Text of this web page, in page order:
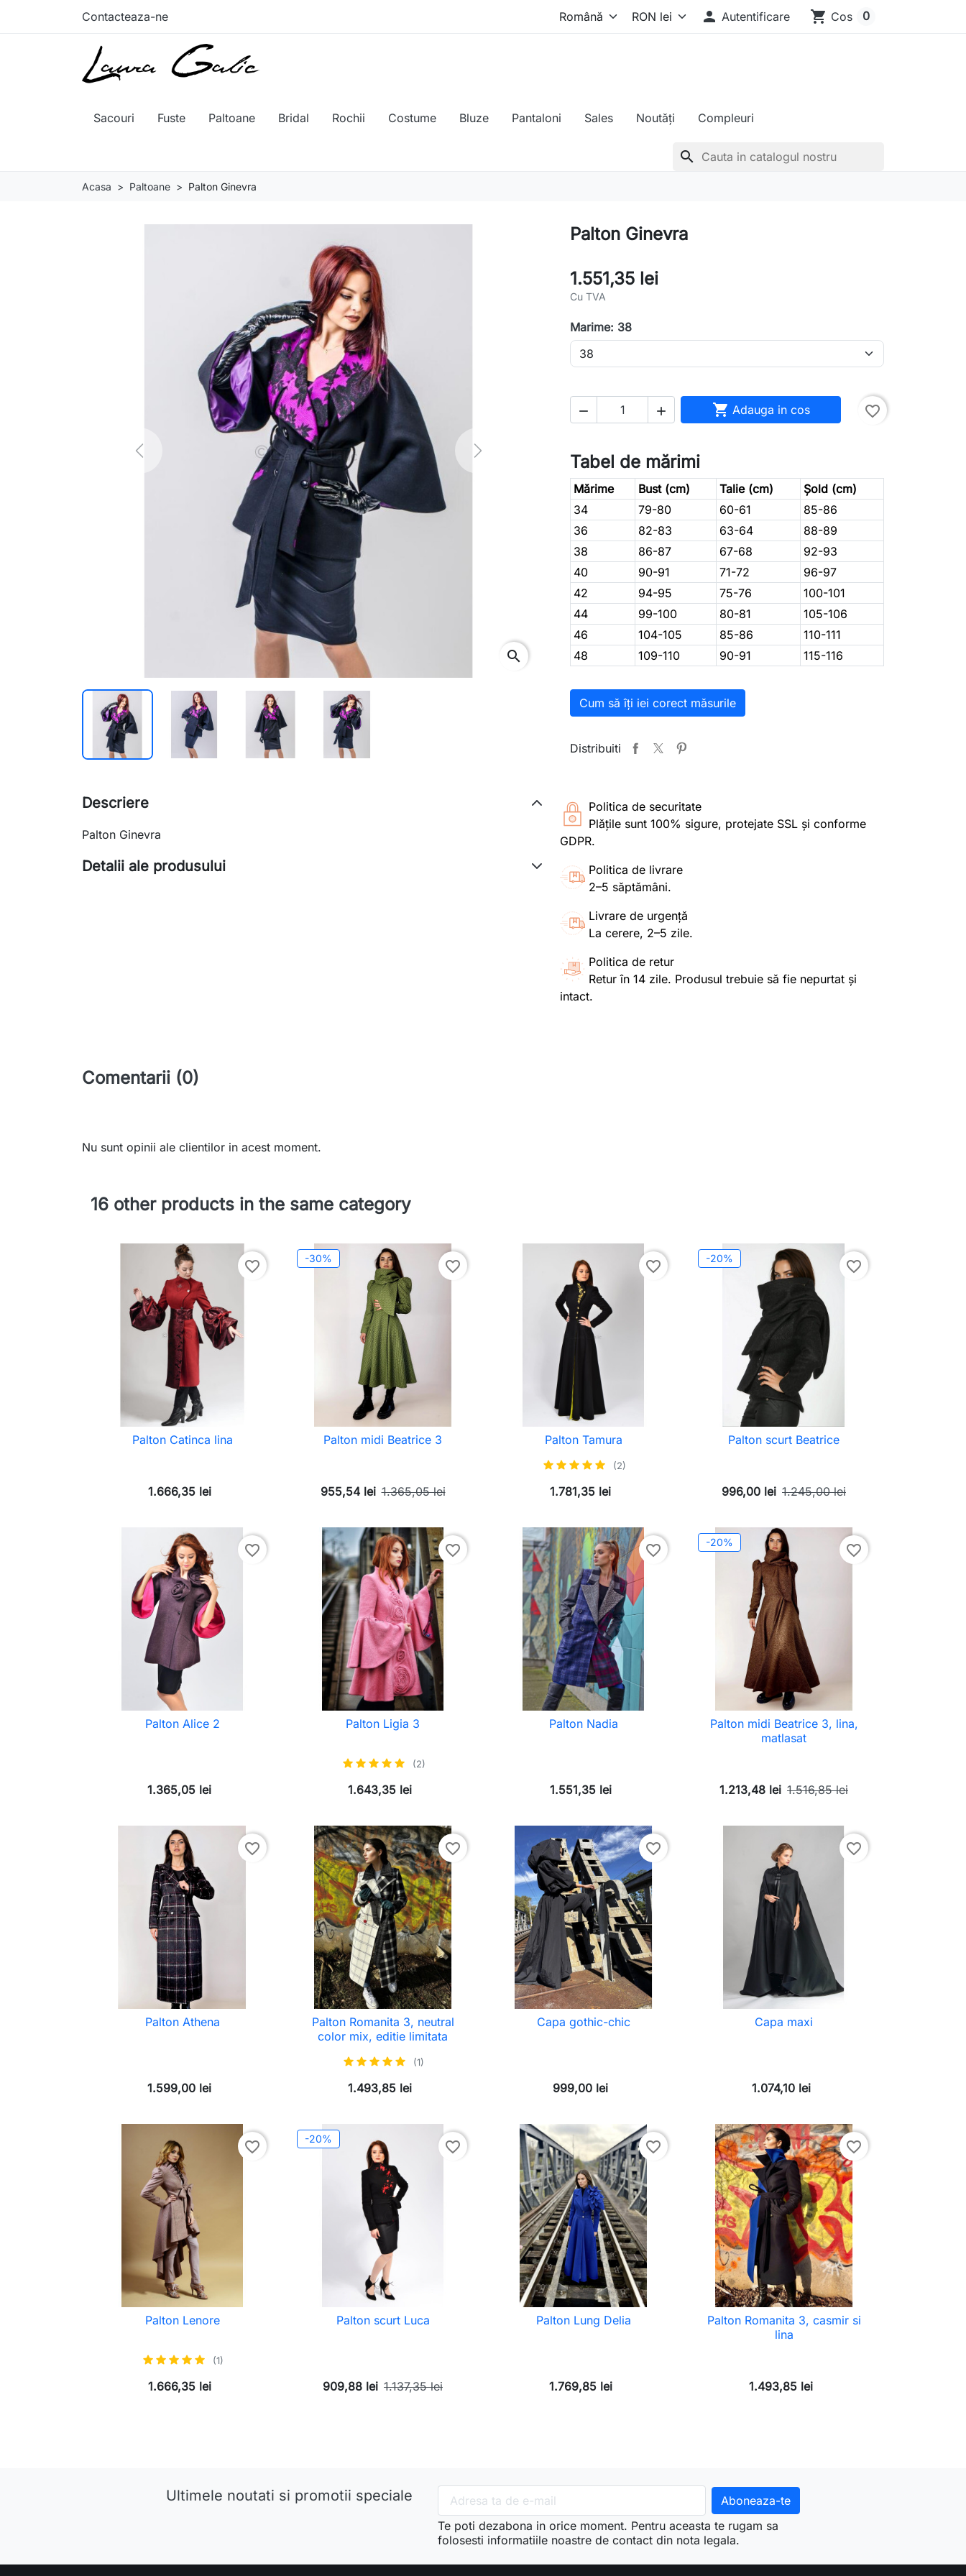
Contacteaza-ne  Autentificare shopping_cart Cos 0
Sacouri Fuste Paltoane Bridal Rochii Costume Bluze Pantaloni Sales Noutăți Compleuri
search
Acasa Paltoane Palton Ginevra
Previous Next
search
Palton Ginevra
1.551,35 lei
Cu TVA
Marime: 38
   Adauga in cos favorite_border
Tabel de mărimi
Mărime Bust (cm) Talie (cm)
Șold (cm)
34
79-80 60-61
85-86
36
82-83 63-64
88-89
38
86-87 67-68
92-93
40
90-91 71-72
96-97
42
94-95 75-76
100-101
44
99-100 80-81
105-106
46
104-105 85-86
110-111
48
109-110 90-91 115-116
Cum să îți iei corect măsurile
Distribuiti
Politica de securitate
Plățile sunt 100% sigure, protejate SSL și conforme
GDPR.
Politica de livrare
2–5 săptămâni.
Livrare de urgență
La cerere, 2–5 zile.
Politica de retur
Retur în 14 zile. Produsul trebuie să fie nepurtat și
intact.
Descriere
Palton Ginevra
Detalii ale produsului
Comentarii (0)
Nu sunt opinii ale clientilor in acest moment.
16 other products in the same category
favorite_border
Palton Catinca lina
1.666,35 lei
-30% favorite_border
Palton midi Beatrice 3
955,54 lei 1.365,05 lei
favorite_border
Palton Tamura
(2)
1.781,35 lei
-20% favorite_border
Palton scurt Beatrice
996,00 lei 1.245,00 lei
favorite_border
Palton Alice 2
1.365,05 lei
favorite_border
Palton Ligia 3
(2)
1.643,35 lei
favorite_border
Palton Nadia
1.551,35 lei
-20% favorite_border
Palton midi Beatrice 3, lina,
matlasat
1.213,48 lei 1.516,85 lei
favorite_border
Palton Athena
1.599,00 lei
favorite_border
Palton Romanita 3, neutral
color mix, editie limitata
(1)
1.493,85 lei
favorite_border
Capa gothic-chic
999,00 lei
favorite_border
Capa maxi
1.074,10 lei
favorite_border
Palton Lenore
(1)
1.666,35 lei
-20% favorite_border
Palton scurt Luca
909,88 lei 1.137,35 lei
favorite_border
Palton Lung Delia
1.769,85 lei
favorite_border
Palton Romanita 3, casmir si
lina
1.493,85 lei
Ultimele noutati si promotii speciale
Te poti dezabona in orice moment. Pentru aceasta te rugam sa
folosesti informatiile noastre de contact din nota legala.